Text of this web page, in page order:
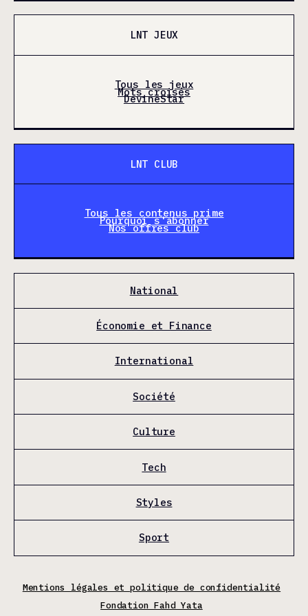
LNT JEUX
Tous les jeux
Mots croisés
DevineStar
LNT CLUB
Tous les contenus prime
Pourquoi s'abonner
Nos offres club
National
Économie et Finance
International
Société
Culture
Tech
Styles
Sport
Mentions légales et politique de confidentialité
Fondation Fahd Yata